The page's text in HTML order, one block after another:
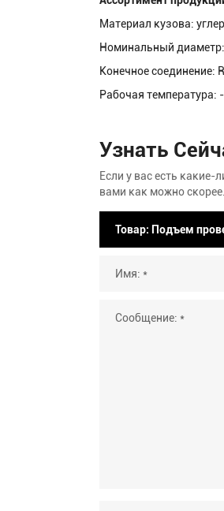
Материал кузова:
Номинальный
Конечное соединение:
Рабочая
Узнать
Если у вас есть
вами как можно скорее.